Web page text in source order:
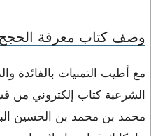
وصف كتاب معرفة
مع أطيب التمنيات بالفائدة
الشرعية كتاب إلكتروني من
محمد بن محمد بن الحسين